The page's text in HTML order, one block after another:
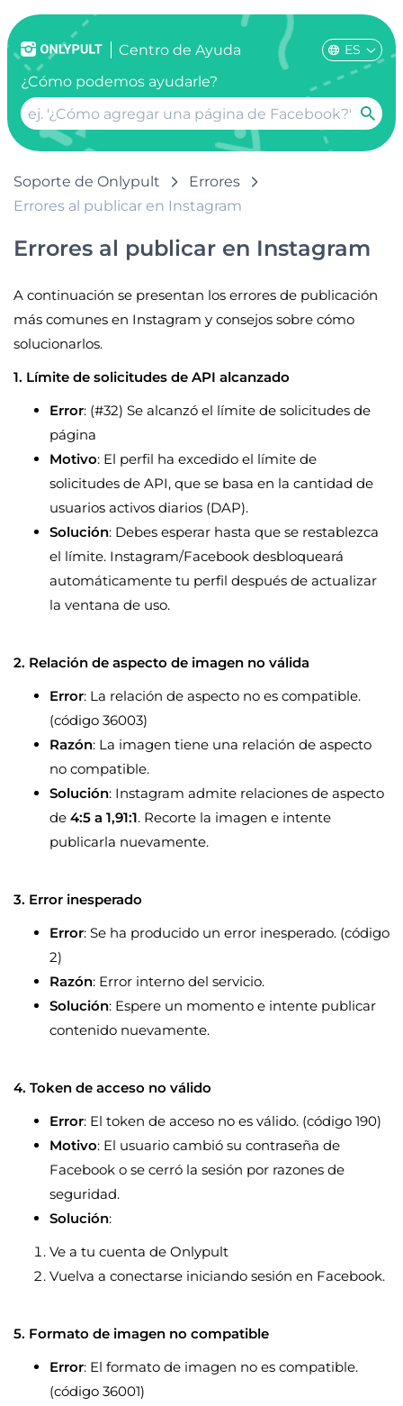
Centro de Ayuda ES
¿Cómo podemos ayudarle?
Soporte de Onlypult
Errores
Errores al publicar en Instagram
Errores al publicar en Instagram
A continuación se presentan los errores de publicación
más comunes en Instagram y consejos sobre cómo
solucionarlos.
1. Límite de solicitudes de API alcanzado
Error: (#32) Se alcanzó el límite de solicitudes de
página
Motivo: El perfil ha excedido el límite de
solicitudes de API, que se basa en la cantidad de
usuarios activos diarios (DAP).
Solución: Debes esperar hasta que se restablezca
el límite. Instagram/Facebook desbloqueará
automáticamente tu perfil después de actualizar
la ventana de uso.
2. Relación de aspecto de imagen no válida
Error: La relación de aspecto no es compatible.
(código 36003)
Razón: La imagen tiene una relación de aspecto
no compatible.
Solución: Instagram admite relaciones de aspecto
de 4:5 a 1,91:1. Recorte la imagen e intente
publicarla nuevamente.
3. Error inesperado
Error: Se ha producido un error inesperado. (código
2)
Razón: Error interno del servicio.
Solución: Espere un momento e intente publicar
contenido nuevamente.
4. Token de acceso no válido
Error: El token de acceso no es válido. (código 190)
Motivo: El usuario cambió su contraseña de
Facebook o se cerró la sesión por razones de
seguridad.
Solución:
Ve a tu cuenta de Onlypult
Vuelva a conectarse iniciando sesión en Facebook.
5. Formato de imagen no compatible
Error: El formato de imagen no es compatible.
(código 36001)